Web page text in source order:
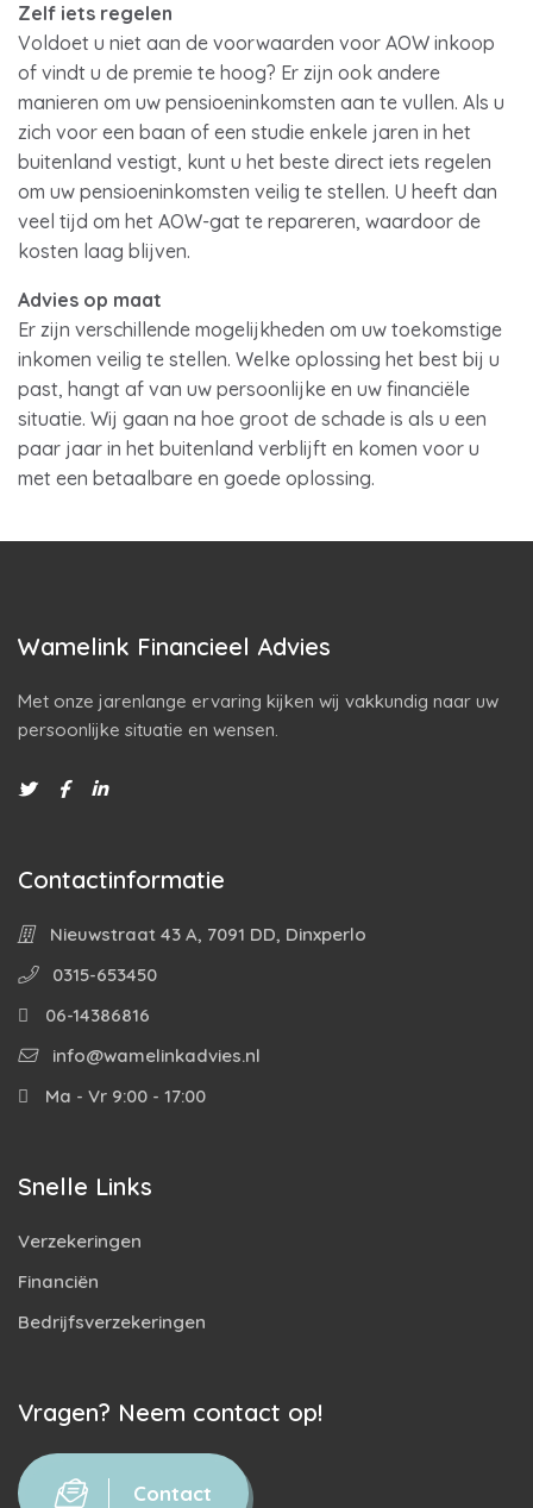
Zelf iets regelen
Voldoet u niet aan de voorwaarden voor AOW inkoop
of vindt u de premie te hoog? Er zijn ook andere
manieren om uw pensioeninkomsten aan te vullen. Als u
zich voor een baan of een studie enkele jaren in het
buitenland vestigt, kunt u het beste direct iets regelen
om uw pensioeninkomsten veilig te stellen. U heeft dan
veel tijd om het AOW-gat te repareren, waardoor de
kosten laag blijven.
Advies op maat
Er zijn verschillende mogelijkheden om uw toekomstige
inkomen veilig te stellen. Welke oplossing het best bij u
past, hangt af van uw persoonlijke en uw financiële
situatie. Wij gaan na hoe groot de schade is als u een
paar jaar in het buitenland verblijft en komen voor u
met een betaalbare en goede oplossing.
Wamelink Financieel Advies
Met onze jarenlange ervaring kijken wij vakkundig naar uw
persoonlijke situatie en wensen.
Contactinformatie
Nieuwstraat 43 A, 7091 DD, Dinxperlo
0315-653450
06-14386816
info@wamelinkadvies.nl
Ma - Vr 9:00 - 17:00
Snelle Links
Verzekeringen
Financiën
Bedrijfsverzekeringen
Vragen? Neem contact op!
Contact